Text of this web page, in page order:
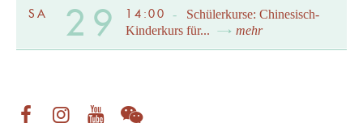
SA 29 14:00 -
Schülerkurse: Chinesisch-
Kinderkurs für...
mehr